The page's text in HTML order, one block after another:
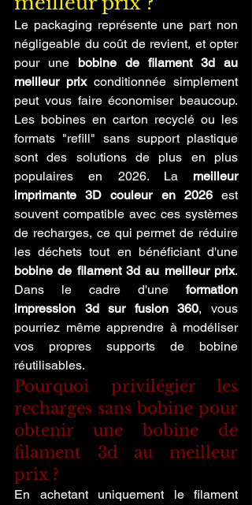
Le packaging représente une part non
négligeable du coût de revient, et opter
pour une bobine de filament 3d au
meilleur prix conditionnée simplement
peut vous faire économiser beaucoup.
Les bobines en carton recyclé ou les
formats "refill" sans support plastique
sont des solutions de plus en plus
populaires en 2026. La meilleur
imprimante 3D couleur en 2026 est
souvent compatible avec ces systèmes
de recharges, ce qui permet de réduire
bobine de filament 3d au meilleur prix.
Dans le cadre d'une formation
impression 3d sur fusion 360, vous
pourriez même apprendre à modéliser
vos propres supports de bobine
réutilisables.
Pourquoi privilégier les
recharges sans bobine pour
obtenir une bobine de
filament 3d au meilleur
prix ?
En achetant uniquement le filament